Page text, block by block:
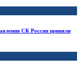
СК России приняли